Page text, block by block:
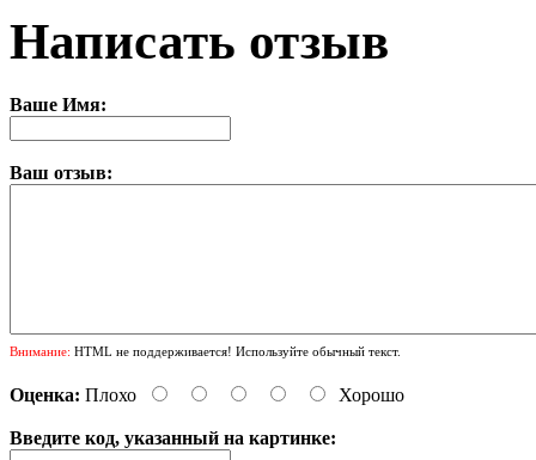
Написать отзыв
Ваше Имя:
Ваш отзыв:
Внимание: HTML не поддерживается! Используйте обычный текст.
Оценка: Плохо Хорошо
Введите код, указанный на картинке: